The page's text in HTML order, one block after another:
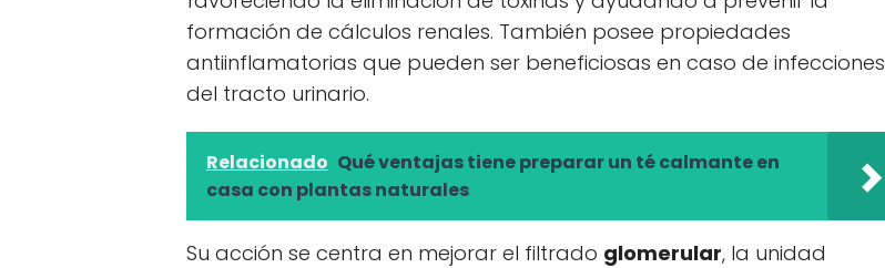
formación de cálculos renales. También posee propiedades
antiinflamatorias que pueden ser beneficiosas en caso de infecciones
del tracto urinario.
Relacionado Qué ventajas tiene preparar un té calmante en
casa con plantas naturales
Su acción se centra en mejorar el filtrado glomerular, la unidad